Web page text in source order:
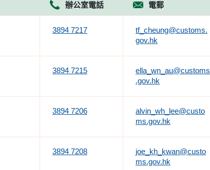
辦公室電話 電郵
3894 7217
tf_cheung@customs.
gov.hk
3894 7215
ella_wn_au@customs
.gov.hk
3894 7206
alvin_wh_lee@custo
ms.gov.hk
3894 7208
joe_kh_kwan@custo
ms.gov.hk